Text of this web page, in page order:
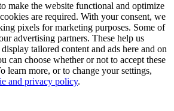
make the website functional and optimize
are required. With your consent, we
pixels for marketing purposes. Some of
advertising partners. These help us
tailored content and ads here and on
can choose whether or not to accept these
learn more, or to change your settings,
and privacy policy.